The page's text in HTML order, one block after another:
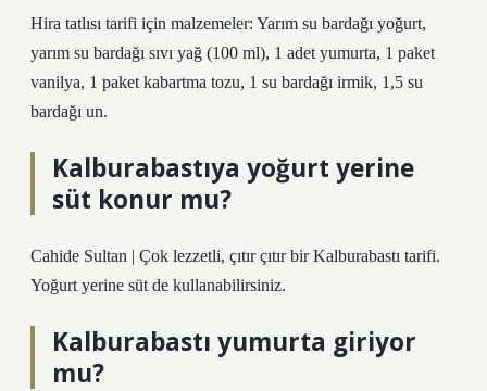
Hira tatlısı tarifi için malzemeler: Yarım su bardağı yoğurt,
yarım su bardağı sıvı yağ (100 ml), 1 adet yumurta, 1 paket
vanilya, 1 paket kabartma tozu, 1 su bardağı irmik, 1,5 su
bardağı un.
Kalburabastıya yoğurt yerine
süt konur mu?
Cahide Sultan | Çok lezzetli, çıtır çıtır bir Kalburabastı tarifi.
Yoğurt yerine süt de kullanabilirsiniz.
Kalburabastı yumurta giriyor
mu?